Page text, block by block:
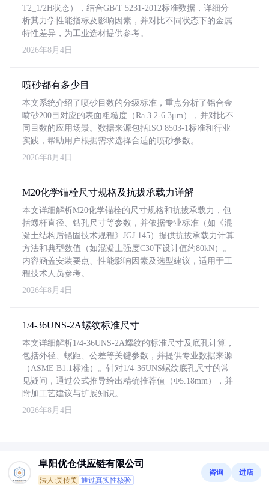
T2_1/2H状态），结合GB/T 5231-2012标准数据，详细分
析其力学性能指标及影响因素，并对比不同状态下的金属
特性差异，为工业选材提供参考。
2026年8月4日
喷砂都有多少目
本文系统介绍了喷砂目数的分级标准，重点分析了铝合金
喷砂200目对应的表面粗糙度（Ra 3.2-6.3μm），并对比不
同目数的应用场景。数据来源包括ISO 8503-1标准和行业
实践，帮助用户根据需求选择合适的喷砂参数。
2026年8月4日
M20化学锚栓尺寸规格及抗拔承载力详解
本文详细解析M20化学锚栓的尺寸规格和抗拔承载力，包
括螺杆直径、钻孔尺寸等参数，并依据专业标准（如《混
凝土结构后锚固技术规程》JGJ 145）提供抗拔承载力计算
方法和典型数值（如混凝土强度C30下设计值约80kN）。
内容涵盖安装要点、性能影响因素及选型建议，适用于工
程技术人员参考。
2026年8月4日
1/4-36UNS-2A螺纹标准尺寸
本文详细解析1/4-36UNS-2A螺纹的标准尺寸及底孔计算，
包括外径、螺距、公差等关键参数，并提供专业数据来源
（ASME B1.1标准）。针对1/4-36UNS螺纹底孔尺寸的常
见疑问，通过公式推导给出精确推荐值（Φ5.18mm），并
附加工艺建议与扩展知识。
2026年8月4日
阜阳优仓供应链有限公司
法人:吴传美 通过真实性核验
咨询 进店